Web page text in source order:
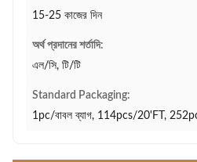
15-25 কাজের দিন
অর্থ প্রদানের শর্তাদি:
এল/সি, টি/টি
Standard Packaging:
1pc/বাবল ব্যাগ, 114pcs/20'FT,